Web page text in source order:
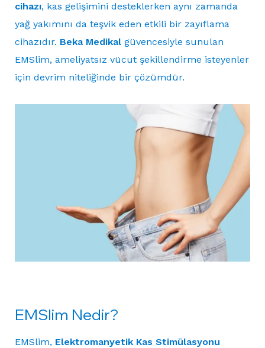
cihazı, kas gelişimini desteklerken aynı zamanda
yağ yakımını da teşvik eden etkili bir zayıflama
cihazıdır. Beka Medikal güvencesiyle sunulan
EMSlim, ameliyatsız vücut şekillendirme isteyenler
için devrim niteliğinde bir çözümdür.
EMSlim Nedir?
EMSlim, Elektromanyetik Kas Stimülasyonu